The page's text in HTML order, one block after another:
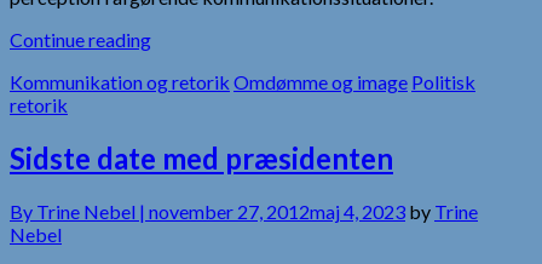
Continue reading
Kommunikation og retorik Omdømme og image Politisk
retorik
Sidste date med præsidenten
By Trine Nebel | november 27, 2012maj 4, 2023 by Trine
Nebel